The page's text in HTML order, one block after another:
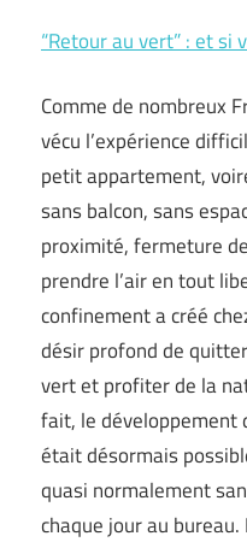
“Retour au vert” : et si
Comme de nombreux
vécu l’expérience
petit appartement,
sans balcon, sans
proximité, fermeture
prendre l’air en tout
confinement a créé
désir profond de
vert et profiter de la
fait, le développement
était désormais
quasi normalement
chaque jour au